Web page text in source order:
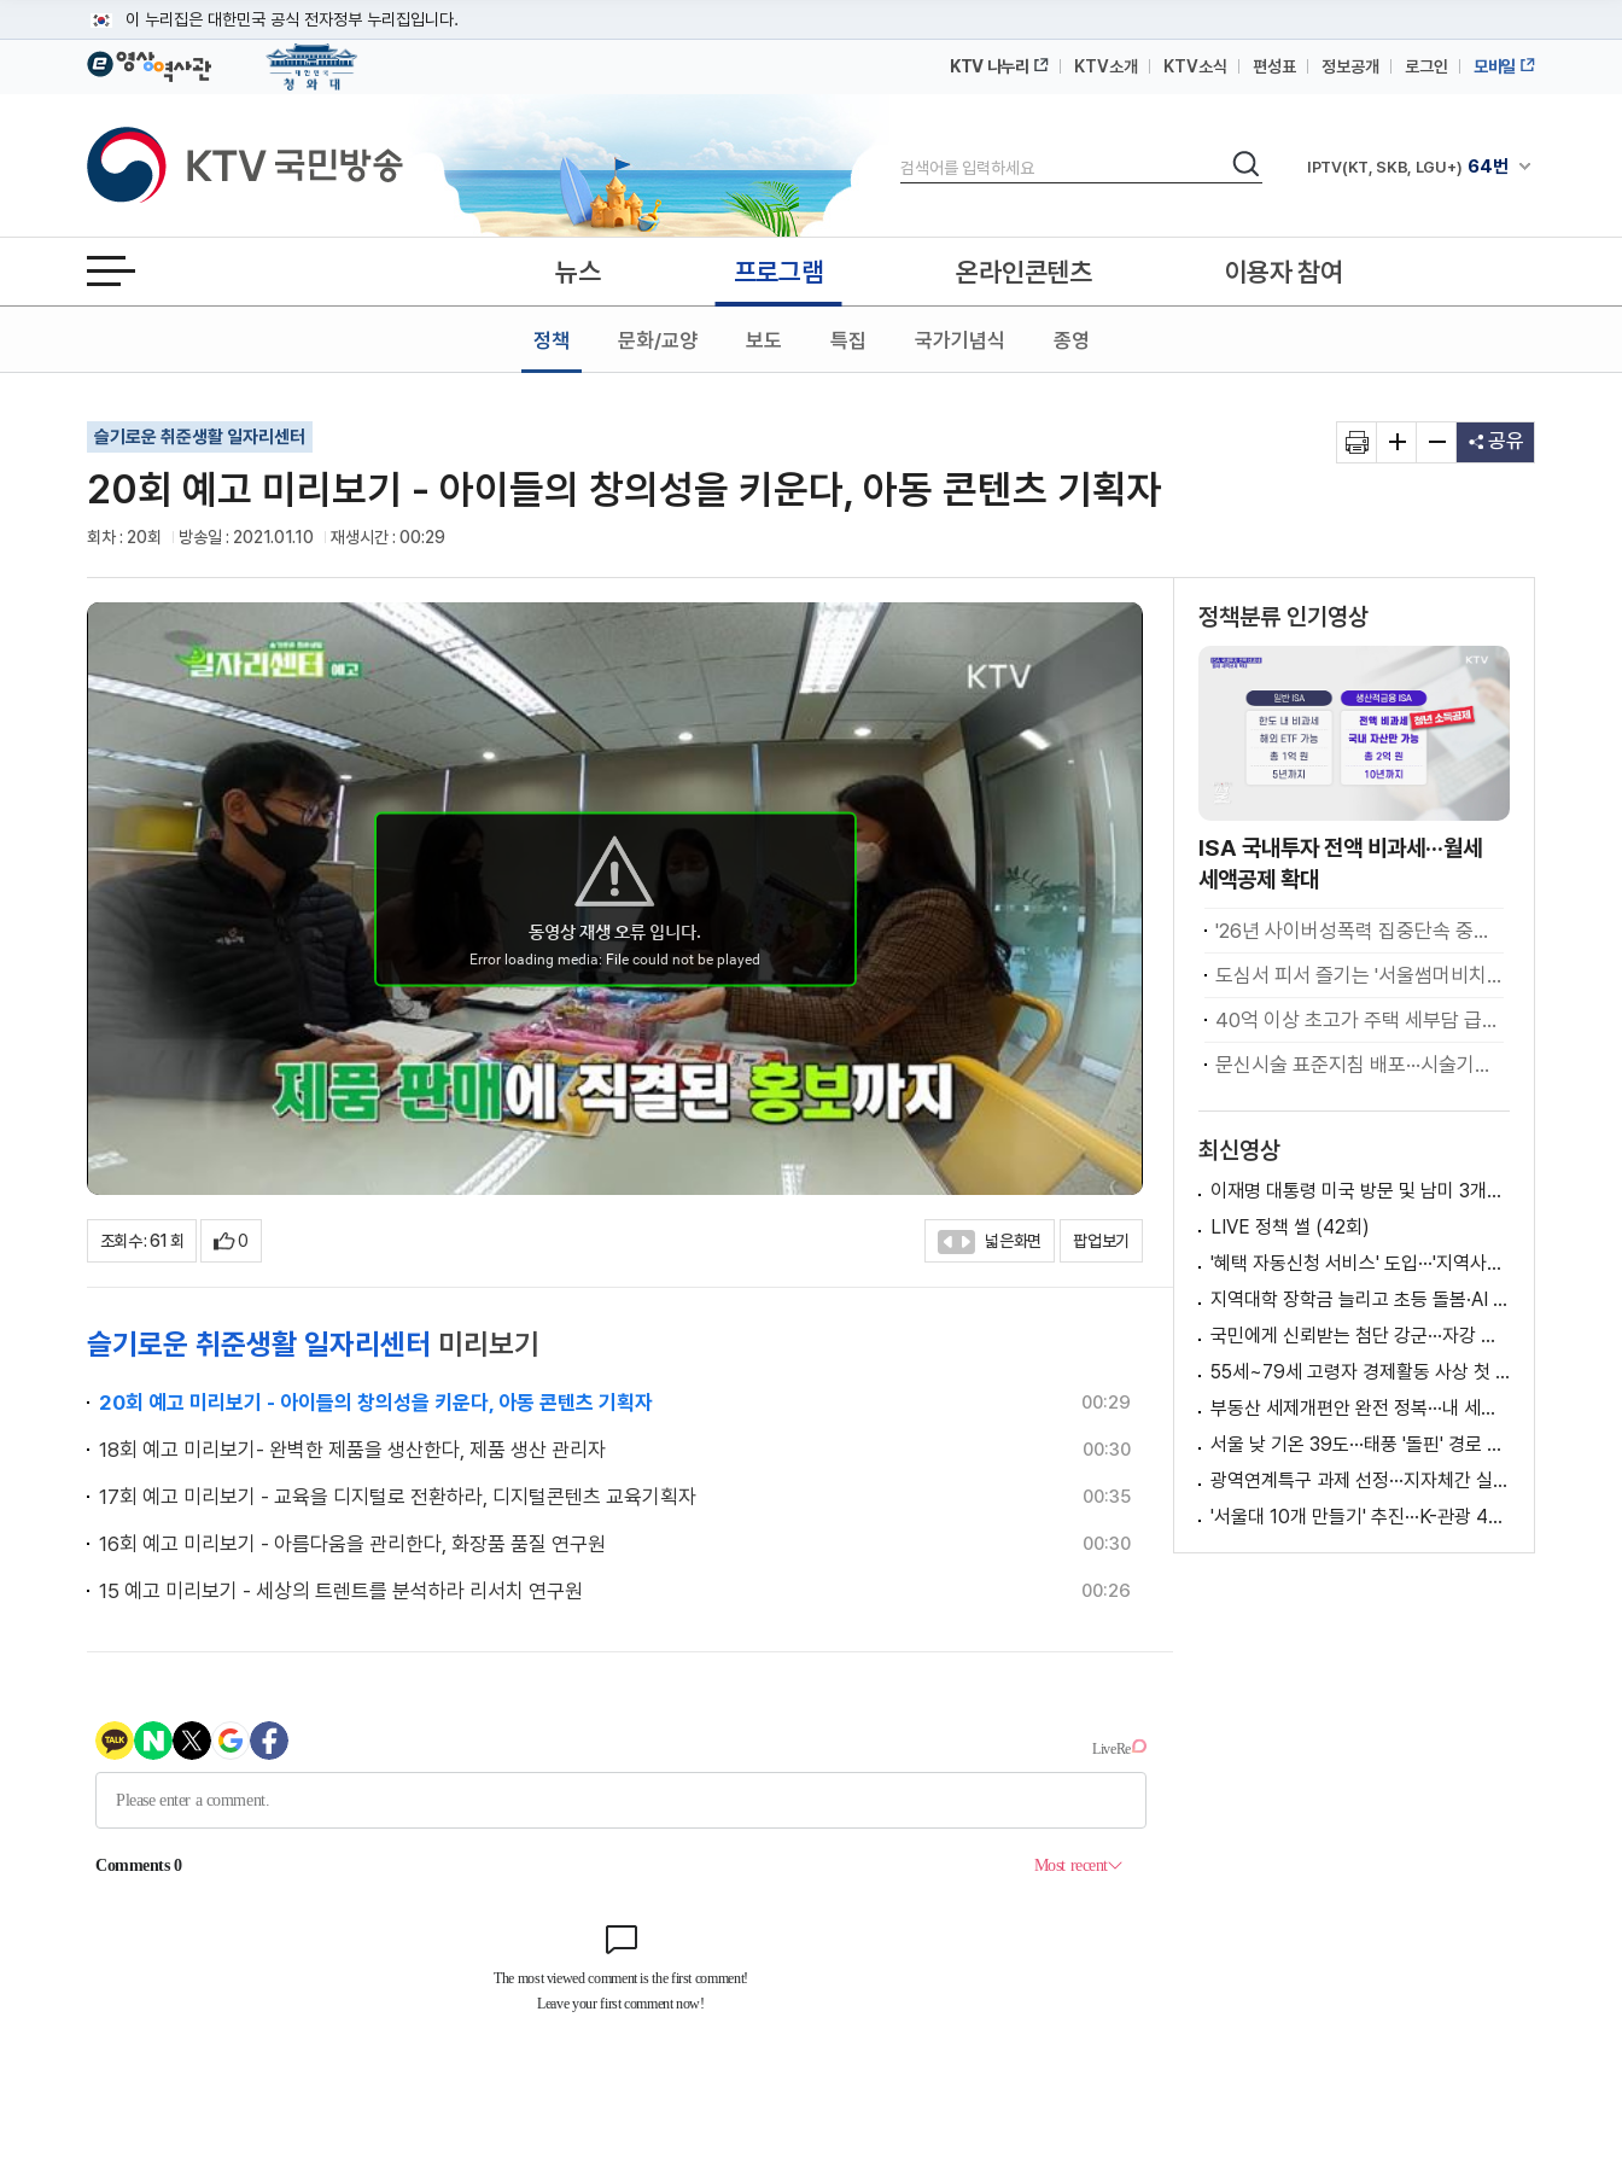
이 누리집은 대한민국 공식 전자정부 누리집입니다.
공식 누리집 주소 확인하기
이밖에 or.kr 또는 .kr등 다른 도메인 주소를 사용하고 있다면 아래 URL에서 도메인 주소를 확인해 보세요
운영중인 공식 누리집보기
KTV 나누리 KTV소개 KTV소식 편성표 정보공개 로그인 모바일
KTV국민방송
검색
검색 채널안내 펼쳐
IPTV(KT, SKB, LGU+) 64번
IPTV(KT, SKB, LGU+)
전체메뉴 열기 뉴스 프로그램
정책 문화/교양 보도 특집 국가기념식 종영
온라인콘텐츠 이용자 참여
슬기로운 취준생활 일자리센터
20회 예고 미리보기 - 아이들의 창의성을 키운다, 아동 콘텐츠 기획자
회차 : 20회 방송일 : 2021.01.10 재생시간 : 00:29
기사인쇄
글자확대
글자축소 공유
조회수 : 61 회 0 넓은화면 팝업보기
슬기로운 취준생활 일자리센터 미리보기
20회 예고 미리보기 - 아이들의 창의성을 키운다, 아동 콘텐츠 기획자 00:29
18회 예고 미리보기- 완벽한 제품을 생산한다, 제품 생산 관리자 00:30
17회 예고 미리보기 - 교육을 디지털로 전환하라, 디지털콘텐츠 교육기획자 00:35
16회 예고 미리보기 - 아름다움을 관리한다, 화장품 품질 연구원 00:30
15 예고 미리보기 - 세상의 트렌트를 분석하라 리서치 연구원 00:26
정책분류 인기영상
ISA 국내투자 전액 비과세···월세
세액공제 확대
'26년 사이버성폭력 집중단속 중간성과 발표···향후 추진계획은?
도심서 피서 즐기는 '서울썸머비치' 인기몰이
40억 이상 초고가 주택 세부담 급증···실수요자 보호 강화
문신시술 표준지침 배포···시술기구, 일회용 사용 후 폐기
최신영상
이재명 대통령 미국 방문 및 남미 3개국 순방 성과와 의미
LIVE 정책 썰 (42회)
'혜택 자동신청 서비스' 도입···'지역사랑상품권' 발행 확대
지역대학 장학금 늘리고 초등 돌봄·AI 교육 확대
국민에게 신뢰받는 첨단 강군···자강 국방·미래 전력 강화
55세~79세 고령자 경제활동 사상 첫 1천만 명 돌파
부동산 세제개편안 완전 정복···내 세금 어떻게 달라지나? [K-정책 사용법]
서울 낮 기온 39도···태풍 '돌핀' 경로 변수
광역연계특구 과제 선정···지자체간 실증 협력 확대
'서울대 10개 만들기' 추진···K-관광 4천만 시대 준비